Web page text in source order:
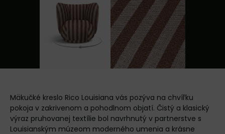
Mäkučké kreslo Rico Louisiana vás pozýva na chvíľku
pokoja v zakrivenom a pohodlnom objatí. Čistý a klasický
výraz pruhovanej textílie bol navrhnutý v partnerstve s
Louisianským múzeom moderného umenia a krásne